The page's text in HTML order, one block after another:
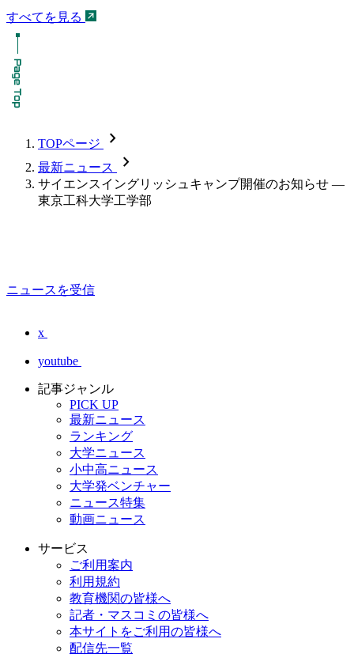
すべてを見る
TOPページ chevron_forward
最新ニュース chevron_forward
サイエンスイングリッシュキャンプ開催のお知らせ —
東京工科大学工学部
ニュースを受信
x
youtube
記事ジャンル
PICK UP
最新ニュース
ランキング
大学ニュース
小中高ニュース
大学発ベンチャー
ニュース特集
動画ニュース
サービス
ご利用案内
利用規約
教育機関の皆様へ
記者・マスコミの皆様へ
本サイトをご利用の皆様へ
配信先一覧